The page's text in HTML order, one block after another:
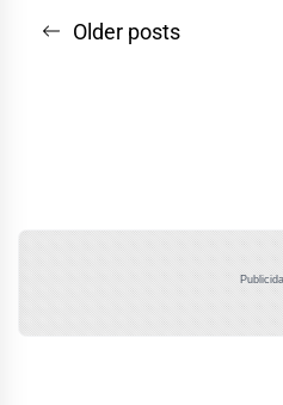
Navegação
Older posts